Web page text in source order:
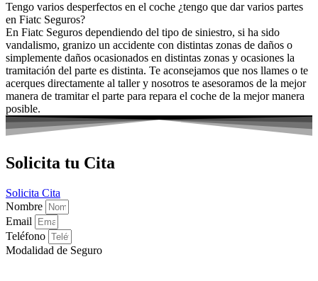
Tengo varios desperfectos en el coche ¿tengo que dar varios partes
en Fiatc Seguros?
En Fiatc Seguros dependiendo del tipo de siniestro, si ha sido
vandalismo, granizo un accidente con distintas zonas de daños o
simplemente daños ocasionados en distintas zonas y ocasiones la
tramitación del parte es distinta. Te aconsejamos que nos llames o te
acerques directamente al taller y nosotros te asesoramos de la mejor
manera de tramitar el parte para repara el coche de la mejor manera
posible.
Solicita tu Cita
Solicita Cita
Nombre
Email
Teléfono
Modalidad de Seguro